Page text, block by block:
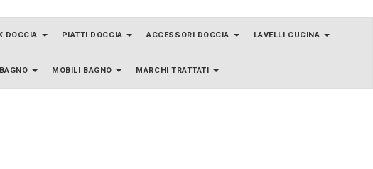
DOCCIA PIATTI DOCCIA ACCESSORI DOCCIA LAVELLI CUCINA
MOBILI BAGNO MARCHI TRATTATI